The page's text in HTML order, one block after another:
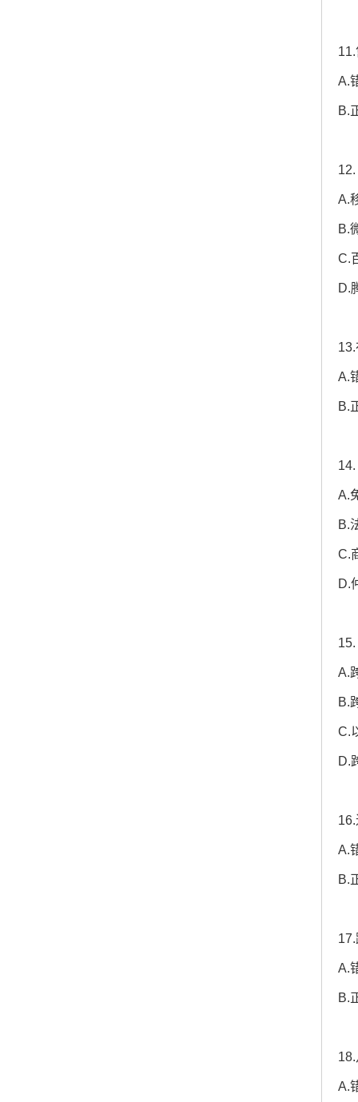
A.
B.
A.
B.
C.
D.
A.
B.
A.
B.
C.
D.
A.
B.
C.
D.
A.
B.
A.
B.
A.